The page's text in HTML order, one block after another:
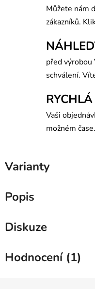
Můžete nám
zákazníků.
před výrobou
schválení.
Vaši
možném čase.
Varianty
Popis
Diskuze
Hodnocení (1)